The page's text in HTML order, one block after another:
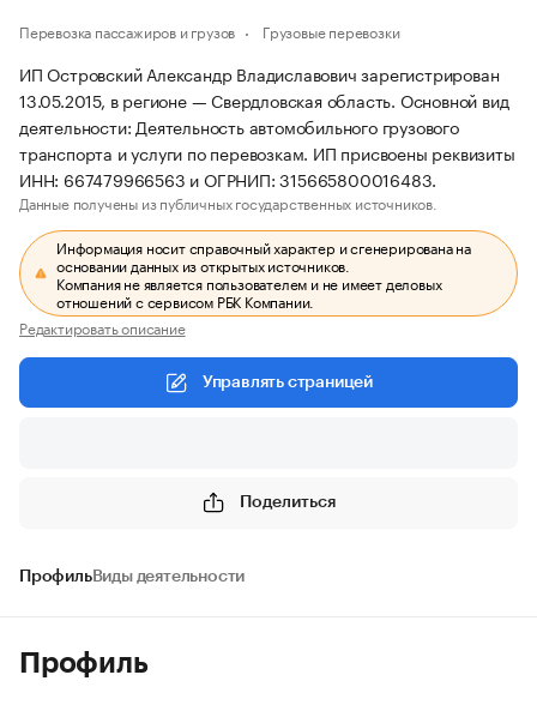
Перевозка пассажиров и грузов Грузовые перевозки
ИП Островский Александр Владиславович зарегистрирован
13.05.2015, в регионе — Свердловская область. Основной вид
деятельности: Деятельность автомобильного грузового
транспорта и услуги по перевозкам. ИП присвоены реквизиты
ИНН: 667479966563 и ОГРНИП: 315665800016483.
Данные получены из публичных государственных источников.
Информация носит справочный характер и сгенерирована на
основании данных из открытых источников.
Компания не является пользователем и не имеет деловых
отношений с сервисом РБК Компании.
Редактировать описание
Управлять страницей
Поделиться
ПрофильВиды деятельности
Профиль